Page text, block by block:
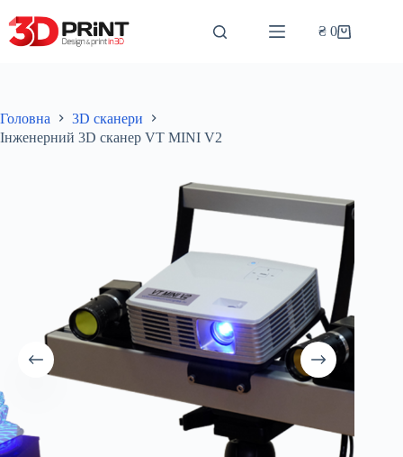
до
вмісту
Кошик
₴ 0
Головна
3D сканери
Інженерний 3D сканер VT MINI V2